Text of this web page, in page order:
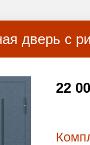
дверь с
22